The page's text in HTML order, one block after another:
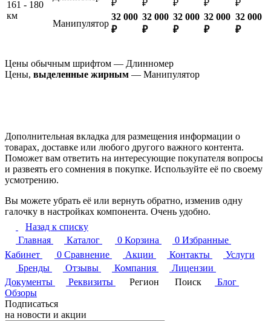
161 - 180
км
₽
₽
₽
₽
₽
Манипулятор
32 000
₽
32 000
₽
32 000
₽
32 000
₽
32 000
₽
Цены обычным шрифтом — Длинномер
Цены, выделенные жирным — Манипулятор
Дополнительная вкладка для размещения информации о
товарах, доставке или любого другого важного контента.
Поможет вам ответить на интересующие покупателя вопросы
и развеять его сомнения в покупке. Используйте её по своему
усмотрению.
Вы можете убрать её или вернуть обратно, изменив одну
галочку в настройках компонента. Очень удобно.
Назад к списку
Главная
Каталог 0 Корзина 0 Избранные
Кабинет
0 Сравнение Акции Контакты
Услуги
Бренды
Отзывы Компания
Лицензии
Документы
Реквизиты Регион Поиск
Блог
Обзоры
Подписаться
на новости и акции